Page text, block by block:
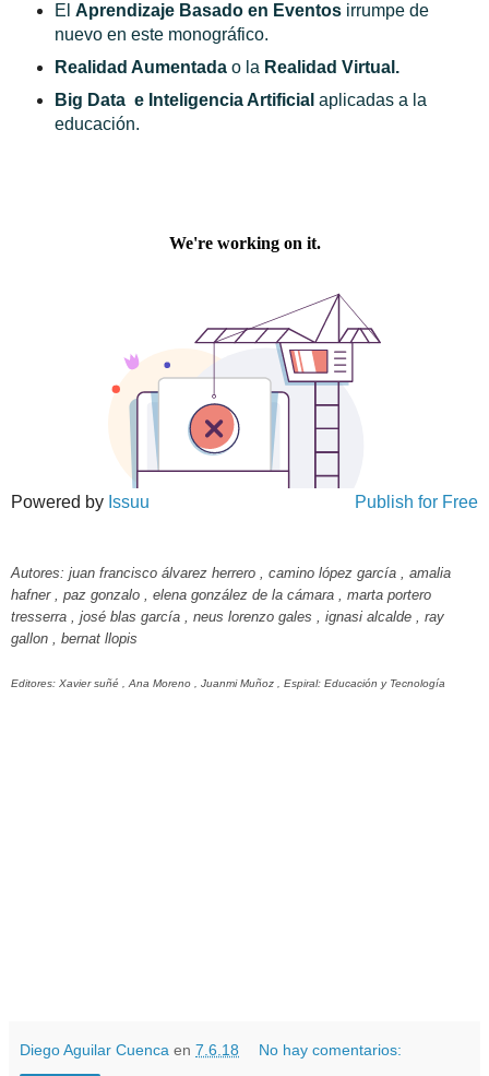
El Aprendizaje Basado en Eventosirrumpe de
nuevo en este monográfico.
Realidad Aumentadao la Realidad Virtual.
Big Data e Inteligencia Artificial aplicadas a la
educación.
Powered by Issuu Publish for Free
Autores: juan francisco álvarez herrero , camino lópez garcía , amalia
hafner , paz gonzalo , elena gonzález de la cámara , marta portero
tresserra , josé blas garcía , neus lorenzo gales , ignasi alcalde , ray
gallon , bernat llopis
Editores: Xavier suñé , Ana Moreno , Juanmi Muñoz , Espiral: Educación y Tecnología
Diego Aguilar Cuenca en 7.6.18 No hay comentarios: